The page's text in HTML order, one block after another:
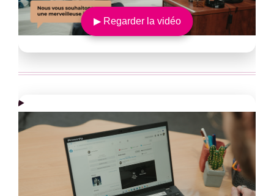
▶ Regarder la vidéo